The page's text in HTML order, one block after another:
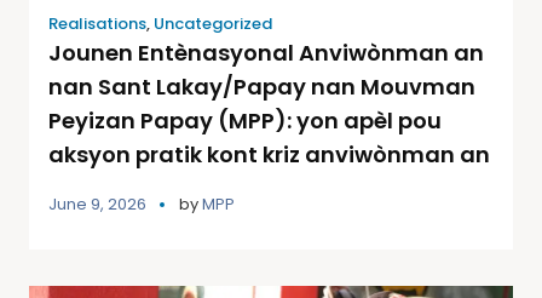
Realisations, Uncategorized
Jounen Entènasyonal Anviwònman an
nan Sant Lakay/Papay nan Mouvman
Peyizan Papay (MPP): yon apèl pou
aksyon pratik kont kriz anviwònman an
June 9, 2026 byMPP